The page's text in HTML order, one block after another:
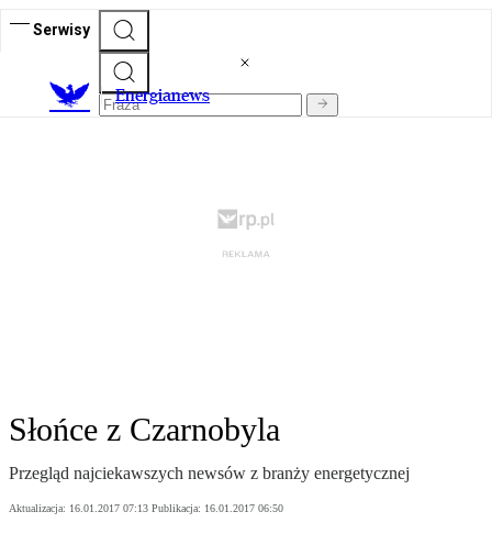
Serwisy
Energianews
Słońce z Czarnobyla
Przegląd najciekawszych newsów z branży energetycznej
Aktualizacja: 16.01.2017 07:13 Publikacja: 16.01.2017 06:50